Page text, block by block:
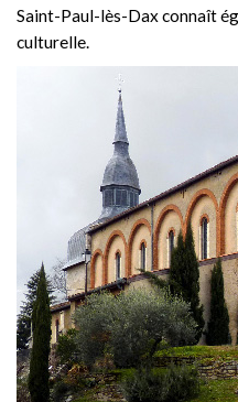
Saint-Paul-lès-Dax connaît
culturelle.